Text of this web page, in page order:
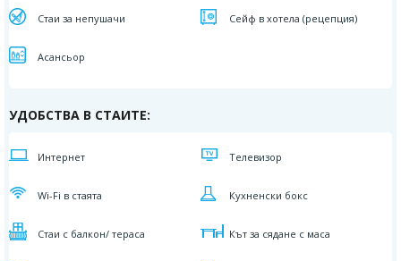
Стаи за непушачи Сейф в хотела (рецепция)
Асансьор
УДОБСТВА В СТАИТЕ:
Интернет Телевизор
Wi-Fi в стаята Кухненски бокс
Стаи с балкон/ тераса Кът за сядане с маса